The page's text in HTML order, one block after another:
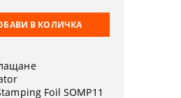
Foil SOMP11